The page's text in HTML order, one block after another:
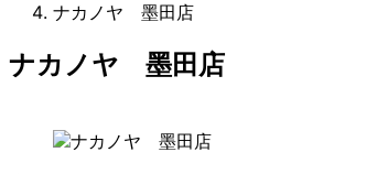
ナカノヤ 墨田店
ナカノヤ 墨田店